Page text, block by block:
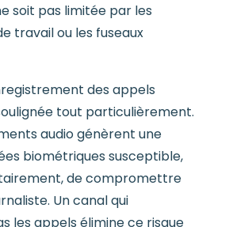
soit pas limitée par les
travail ou les fuseaux
des appels
tout particulièrement.
audio génèrent une
biométriques susceptible,
de compromettre
Un canal qui
les appels élimine ce risque